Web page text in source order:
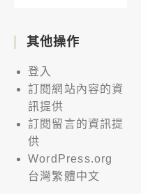
其他操作
登入
訂閱網站內容的資
訊提供
訂閱留言的資訊提
供
WordPress.org
台灣繁體中文